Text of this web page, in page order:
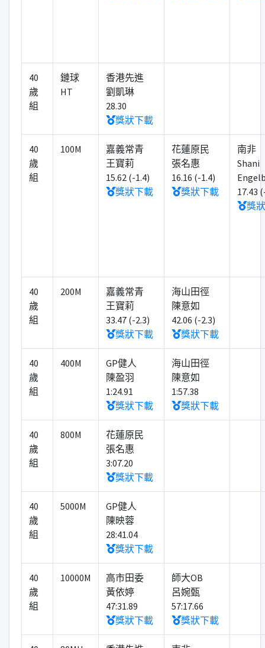
40
歲
組
鏈球
HT
香港先進
劉凱琳
28.30
獎狀下載
40
歲
組
100M
嘉義常青
王寶莉
15.62 (-1.4)
獎狀下載
花蓮原民
張名惠
16.16 (-1.4)
獎狀下載
南非
Shani
17.43
獎
40
歲
組
200M
嘉義常青
王寶莉
33.47 (-2.3)
獎狀下載
海山田徑
陳意如
42.06 (-2.3)
獎狀下載
40
歲
組
400M
GP健人
陳盈羽
1:24.91
獎狀下載
海山田徑
陳意如
1:57.38
獎狀下載
40
歲
組
800M
花蓮原民
張名惠
3:07.20
獎狀下載
40
歲
組
5000M
GP健人
陳映蓉
28:41.04
獎狀下載
40
歲
組
10000M
高市田委
黃依婷
47:31.89
獎狀下載
師大OB
呂婉甄
57:17.66
獎狀下載